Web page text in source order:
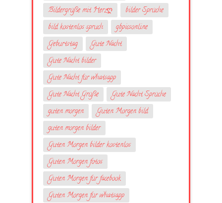
Bildergrüße mit Herzღ
bilder Sprüche
bild kostenlos spruch
gbpicsonline
Geburtstag
Gute Nacht
Gute Nacht bilder
Gute Nacht für whatsapp
Gute Nacht Grüße
Gute Nacht Sprüche
guten morgen
Guten Morgen bild
guten morgen bilder
Guten Morgen bilder kostenlos
Guten Morgen fotos
Guten Morgen für facebook
Guten Morgen für whatsapp